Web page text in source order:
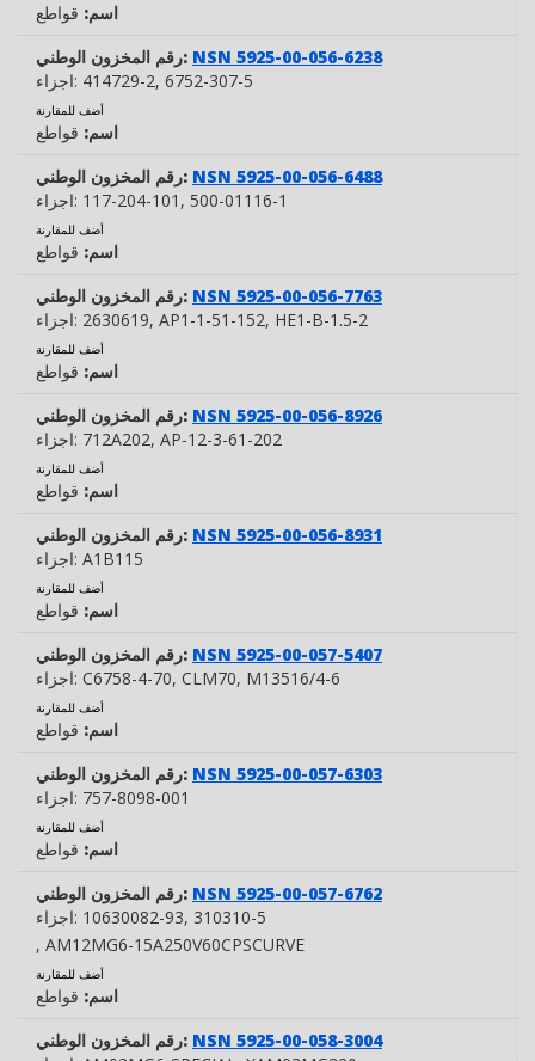
اسم: قواطع
رقم المخزون الوطني: NSN 5925-00-056-6238
اجزاء: 414729-2, 6752-307-5
أضف للمقارنة
اسم: قواطع
رقم المخزون الوطني: NSN 5925-00-056-6488
اجزاء: 117-204-101 , 500-01116-1
أضف للمقارنة
اسم: قواطع
رقم المخزون الوطني: NSN 5925-00-056-7763
اجزاء: 2630619, AP1-1-51-152, HE1-B-1.5-2
أضف للمقارنة
اسم: قواطع
رقم المخزون الوطني: NSN 5925-00-056-8926
اجزاء: 712A202, AP-12-3-61-202
أضف للمقارنة
اسم: قواطع
رقم المخزون الوطني: NSN 5925-00-056-8931
اجزاء: A1B115
أضف للمقارنة
اسم: قواطع
رقم المخزون الوطني: NSN 5925-00-057-5407
اجزاء: C6758-4-70, CLM70, M13516/4-6
أضف للمقارنة
اسم: قواطع
رقم المخزون الوطني: NSN 5925-00-057-6303
اجزاء: 757-8098-001
أضف للمقارنة
اسم: قواطع
رقم المخزون الوطني: NSN 5925-00-057-6762
اجزاء: 10630082-93, 310310-5
, AM12MG6-15A250V60CPSCURVE
أضف للمقارنة
اسم: قواطع
رقم المخزون الوطني: NSN 5925-00-058-3004